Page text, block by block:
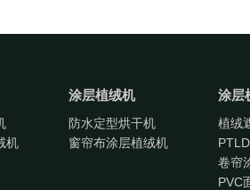
机
涂层植绒机
防水定型烘干机
窗帘布涂层植绒机
涂层
植绒
卷帘
PVC